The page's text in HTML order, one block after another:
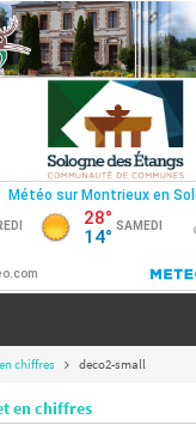
chiffres deco2-small
en chiffres